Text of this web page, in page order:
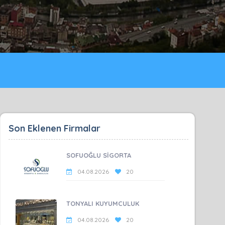
Son Eklenen Firmalar
SOFUOĞLU SİGORTA
04.08.2026 20
TONYALI KUYUMCULUK
04.08.2026 20